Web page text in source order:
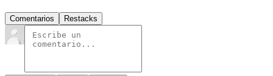
Comentarios Restacks